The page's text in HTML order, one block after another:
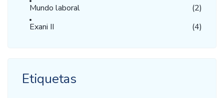
Mundo laboral
(2)
Exani II
(4)
Etiquetas